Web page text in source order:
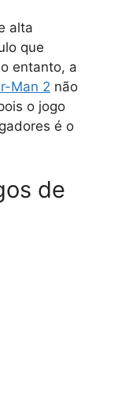
alta
que
entanto, a
Man 2 não
o jogo
é o
de